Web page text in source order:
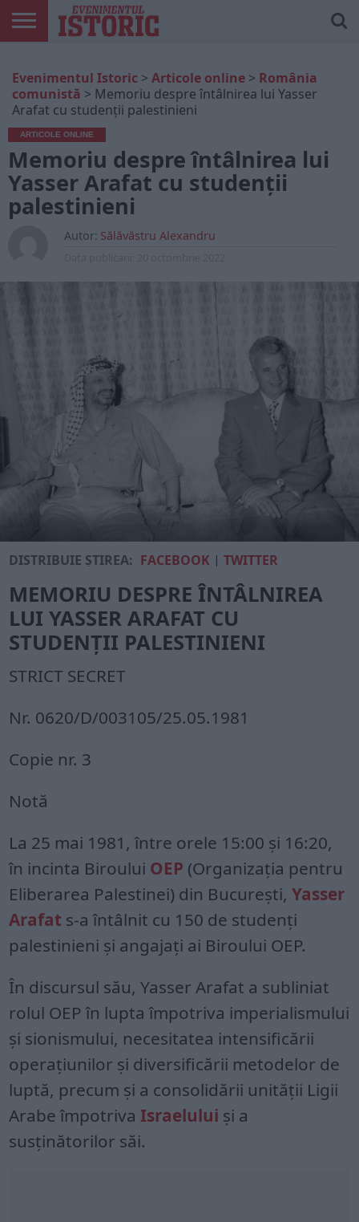
ONLINE
EDIȚII
TIPĂRITE
ISTORIC
PLAY
CONTUL
MEU
Evenimentul Istoric > Articole online > România
comunistă > Memoriu despre întâlnirea lui Yasser
Arafat cu studenții palestinieni
ARTICOLE ONLINE
Memoriu despre întâlnirea lui
Yasser Arafat cu studenții
palestinieni
Autor: Sălăvăstru Alexandru
DISTRIBUIE ȘTIREA: FACEBOOK |TWITTER
MEMORIU DESPRE ÎNTÂLNIREA
LUI YASSER ARAFAT CU
STUDENȚII PALESTINIENI
STRICT SECRET
Nr. 0620/D/003105/25.05.1981
Copie nr. 3
Notă
La 25 mai 1981, între orele 15:00 și 16:20,
în incinta Biroului OEP (Organizația pentru
Eliberarea Palestinei) din București,Yasser
Arafat s-a întâlnit cu 150 de studenți
palestinieni și angajați ai Biroului OEP.
În discursul său, Yasser Arafat a subliniat
rolul OEP în lupta împotriva imperialismului
și sionismului, necesitatea intensificării
operațiunilor și diversificării metodelor de
luptă, precum și a consolidării unității Ligii
Arabe împotriva Israelului și a
susținătorilor săi.